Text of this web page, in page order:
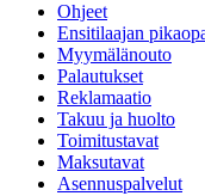
Ohjeet
Ensitilaajan
Myymälänouto
Palautukset
Reklamaatio
Takuu ja huolto
Toimitustavat
Maksutavat
Asennuspalvelut